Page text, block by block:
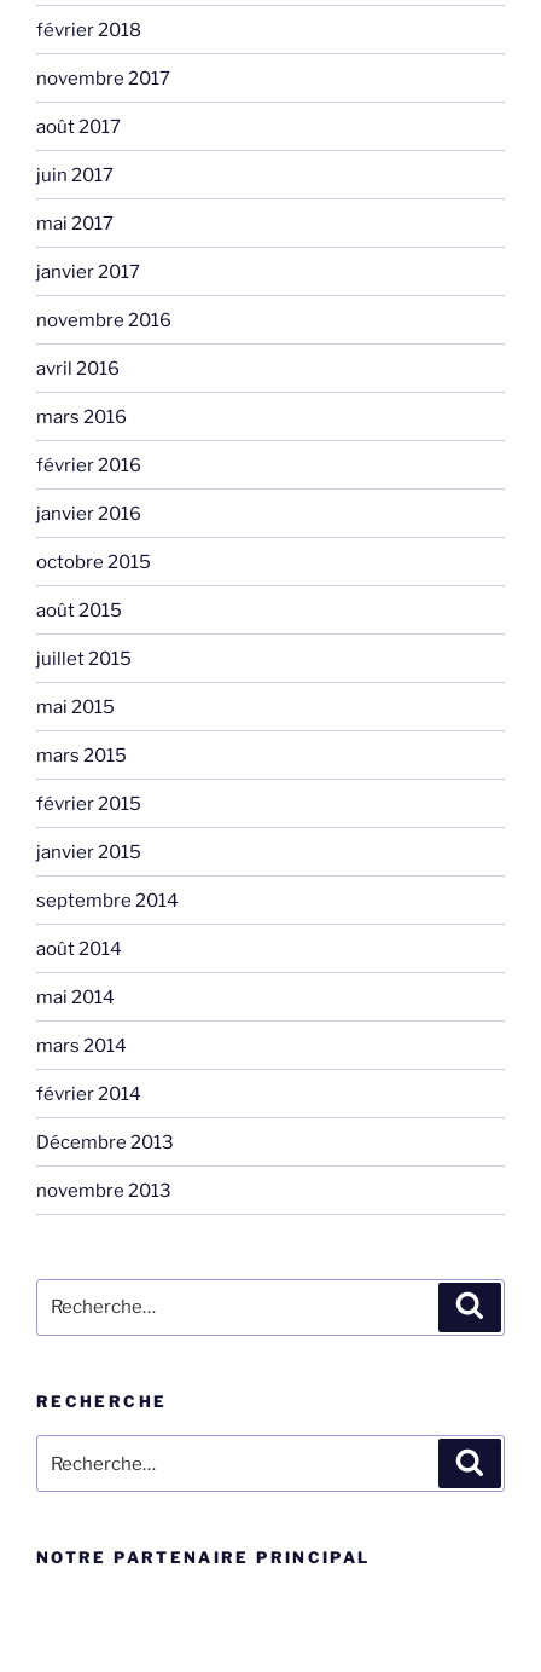
février 2018
novembre 2017
août 2017
juin 2017
mai 2017
janvier 2017
novembre 2016
avril 2016
mars 2016
février 2016
janvier 2016
octobre 2015
août 2015
juillet 2015
mai 2015
mars 2015
février 2015
janvier 2015
septembre 2014
août 2014
mai 2014
mars 2014
février 2014
Décembre 2013
novembre 2013
RECHERCHE
NOTRE PARTENAIRE PRINCIPAL